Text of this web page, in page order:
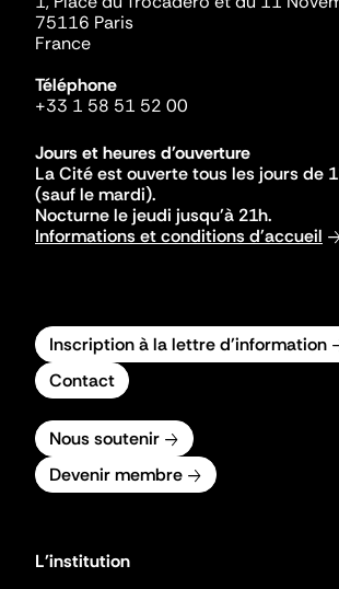
75116 Paris
France
Téléphone
+33 1 58 51 52 00
Jours et heures d'ouverture
La Cité est ouverte tous les jours de
(sauf le mardi).
Nocturne le jeudi jusqu'à 21h.
Informations et conditions d'accueil
Inscription à la lettre d'information
Contact
Nous soutenir
Devenir membre
L'institution